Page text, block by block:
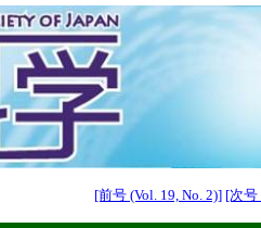
[前号 (Vol. 19, No. 2)] [次号